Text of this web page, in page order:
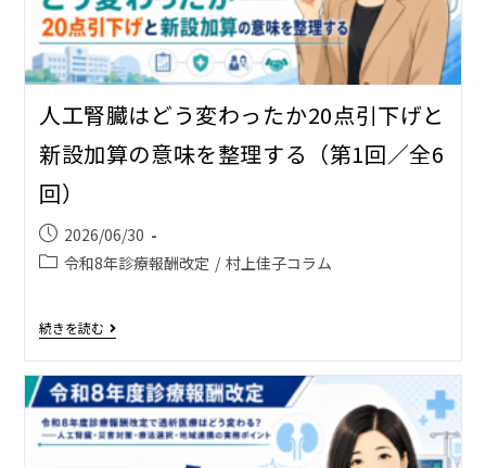
人工腎臓はどう変わったか――20点引下げと
新設加算の意味を整理する（第1回／全6
回）
2026/06/30
令和8年診療報酬改定 / 村上佳子コラム
続きを読む